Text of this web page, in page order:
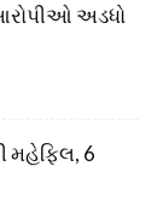
અડધો
મહેફિલ, 6